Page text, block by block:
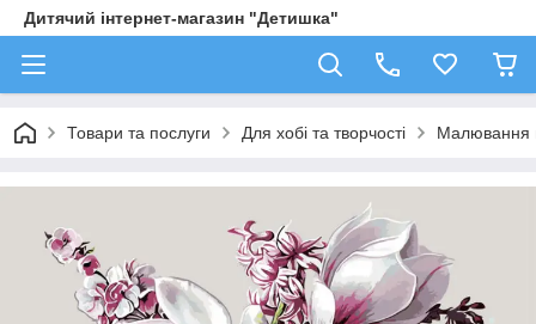
Дитячий інтернет-магазин "Детишка"
Товари та послуги Для хобі та творчості Малювання